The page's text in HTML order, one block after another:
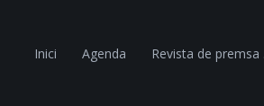
Inici Agenda Revista de